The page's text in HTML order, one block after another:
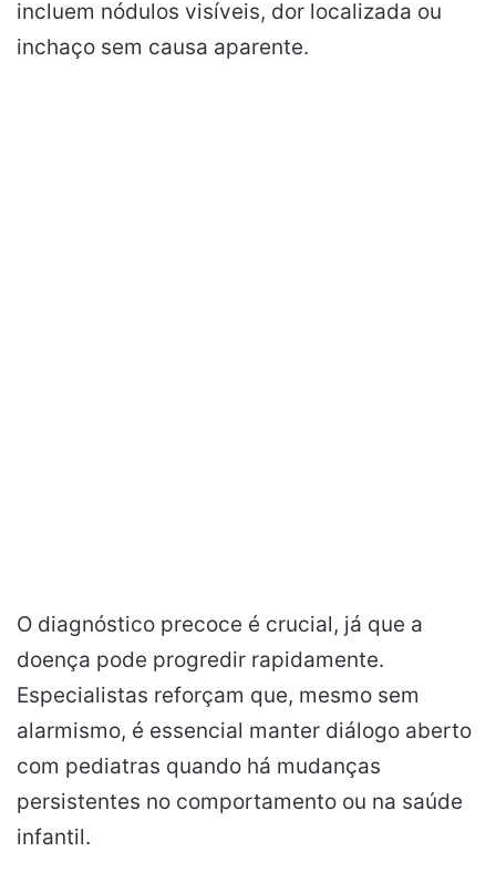
incluem nódulos visíveis, dor localizada ou
inchaço sem causa aparente.
O diagnóstico precoce é crucial, já que a
doença pode progredir rapidamente.
Especialistas reforçam que, mesmo sem
alarmismo, é essencial manter diálogo aberto
com pediatras quando há mudanças
persistentes no comportamento ou na saúde
infantil.